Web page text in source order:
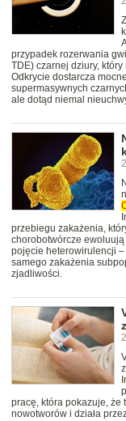
przypadek rozerwania
TDE) czarnej dziury,
Odkrycie dostarcza
supermasywnych
ale dotąd niemal
przebiegu zakażenia,
chorobotwórcze
pojęcie heterowirulencji
samego zakażenia
zjadliwości.
pracę, która pokazuje, że
nowotworów i działa